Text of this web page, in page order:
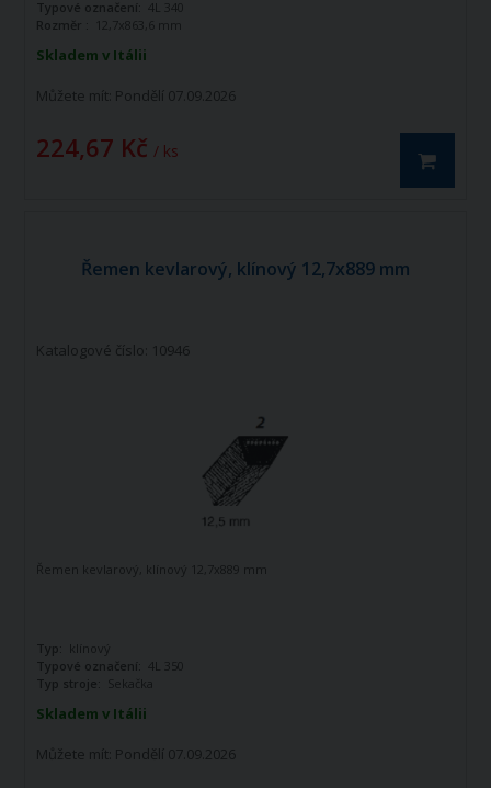
Skladem v Itálii
Můžete mít: Pondělí 07.09.2026
224,67 Kč / ks
Typové označení:
4L 340
Rozměr :
12,7x863,6 mm
Řemen kevlarový, klínový 12,7x889 mm
Katalogové číslo: 10946
Skladem v Itálii
Můžete mít: Pondělí 07.09.2026
Řemen kevlarový, klínový 12,7x889 mm
Typ: klínový
Typové označení:
4L 350
Typ stroje:
Sekačka